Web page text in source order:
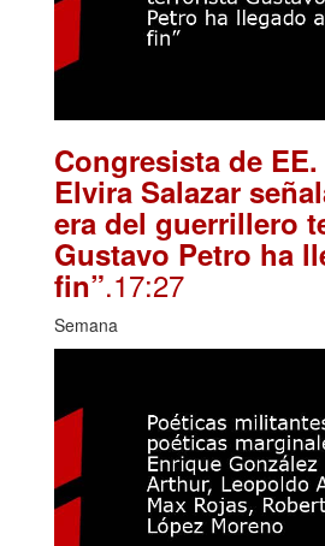
Congresista de
Elvira Salazar
era del guerrillero
Gustavo Petro ha
fin”.17:27
Semana